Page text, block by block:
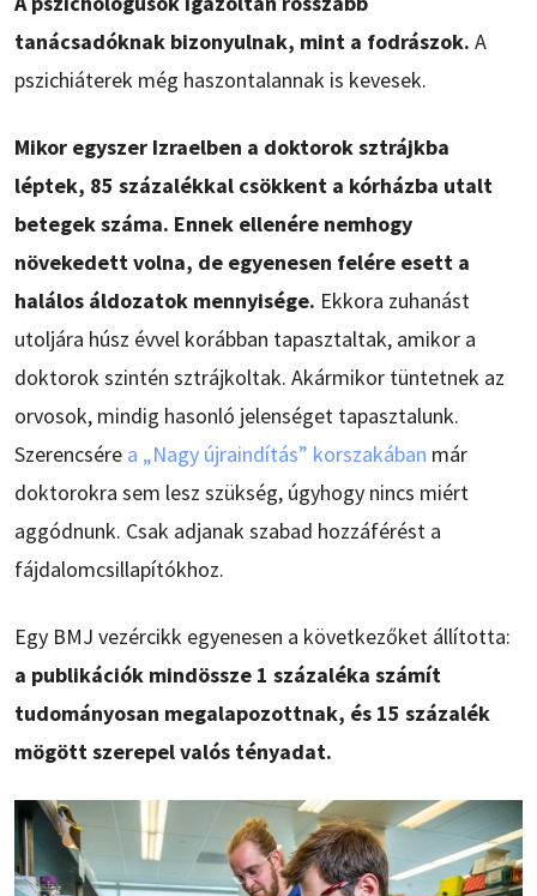
tanácsadóknak bizonyulnak, mint a fodrászok. A
pszichiáterek még haszontalannak is kevesek.
Mikor egyszer Izraelben a doktorok sztrájkba
léptek, 85 százalékkal csökkent a kórházba utalt
betegek száma. Ennek ellenére nemhogy
növekedett volna, de egyenesen felére esett a
halálos áldozatok mennyisége. Ekkora zuhanást
utoljára húsz évvel korábban tapasztaltak, amikor a
doktorok szintén sztrájkoltak. Akármikor tüntetnek az
orvosok, mindig hasonló jelenséget tapasztalunk.
Szerencsére a „Nagy újraindítás” korszakában már
doktorokra sem lesz szükség, úgyhogy nincs miért
aggódnunk. Csak adjanak szabad hozzáférést a
fájdalomcsillapítókhoz.
Egy BMJ vezércikk egyenesen a következőket állította:
a publikációk mindössze 1 százaléka számít
tudományosan megalapozottnak, és 15 százalék
mögött szerepel valós tényadat.